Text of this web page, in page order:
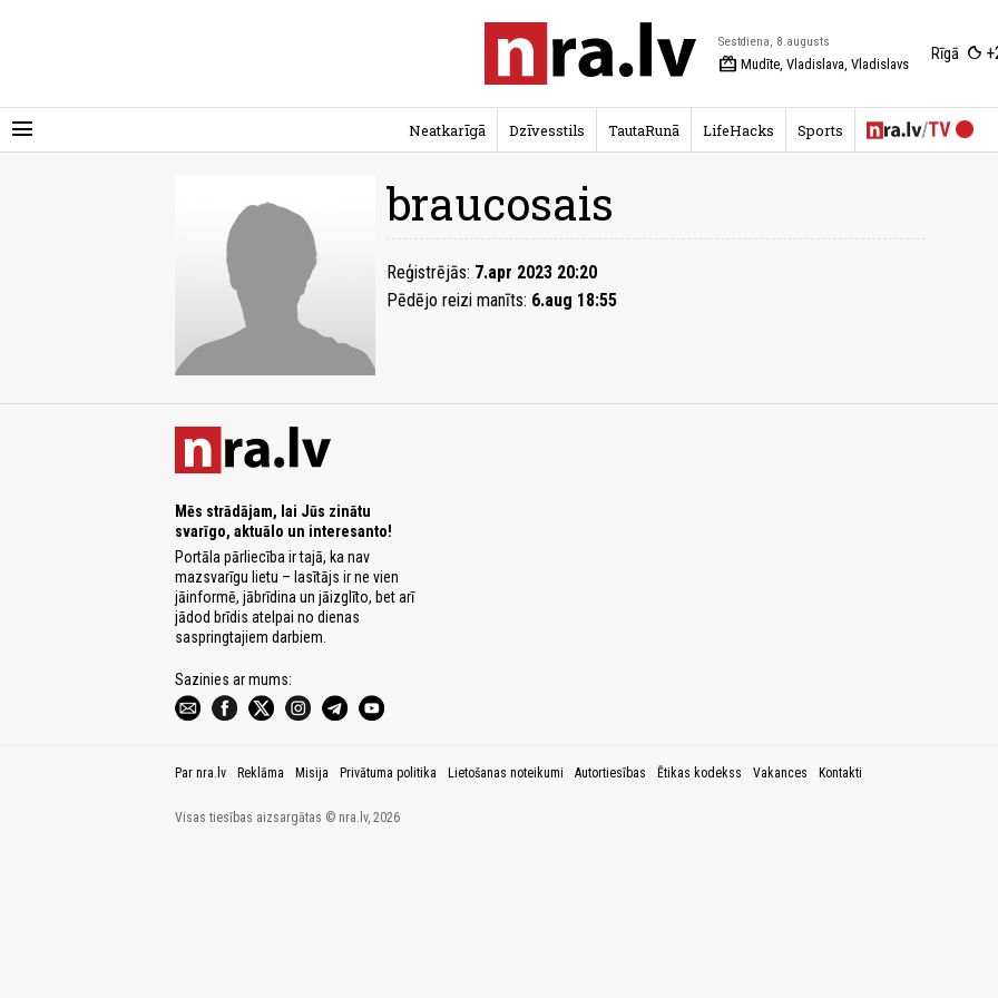
menu
Sestdiena, 8.augusts
redeem Mudīte, Vladislava, Vladislavs
Rīgā
Neatkarīgā Dzīvesstils TautaRunā LifeHacks Sports
braucosais
Reģistrējās: 7.apr 2023 20:20
Pēdējo reizi manīts: 6.aug 18:55
Mēs strādājam, lai Jūs zinātu
svarīgo, aktuālo un interesanto!
Portāla pārliecība ir tajā, ka nav
mazsvarīgu lietu – lasītājs ir ne vien
jāinformē, jābrīdina un jāizglīto, bet arī
jādod brīdis atelpai no dienas
saspringtajiem darbiem.
Sazinies ar mums:
Par nra.lv Reklāma Misija Privātuma politika Lietošanas noteikumi Autortiesības Ētikas kodekss Vakances Kontakti
Visas tiesības aizsargātas © nra.lv, 2026